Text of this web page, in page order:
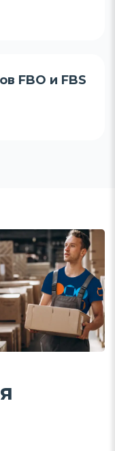
FBO и FBS